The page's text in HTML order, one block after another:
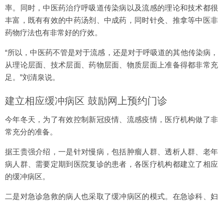
率。同时，中医药治疗呼吸道传染病以及流感的理论和技术都很
丰富，既有有效的中药汤剂、中成药，同时针灸、推拿等中医非
药物疗法也有非常好的疗效。
“所以，中医药不管是对于流感，还是对于呼吸道的其他传染病，
从理论层面、技术层面、药物层面、物质层面上准备得都非常充
足。”刘清泉说。
建立相应缓冲病区 鼓励网上预约门诊
今年冬天，为了有效控制新冠疫情、流感疫情，医疗机构做了非
常充分的准备。
据王贵强介绍，一是针对慢病，包括肿瘤人群、透析人群、老年
病人群、需要定期到医院复诊的患者，各医疗机构都建立了相应
的缓冲病区。
二是对急诊急救的病人也采取了缓冲病区的模式。在急诊科、妇